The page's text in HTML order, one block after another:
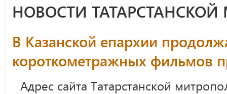
НОВОСТИ
В Казанской епархии
короткометражных фильмов
Адрес сайта Татарстанской